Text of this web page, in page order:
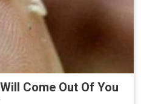
Come Out Of You